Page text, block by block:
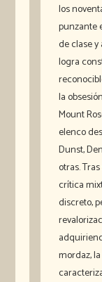
los
punzante
de clase
logra
la
Mount
elenco
Dunst,
otras.
crítica
discreto,
mordaz,